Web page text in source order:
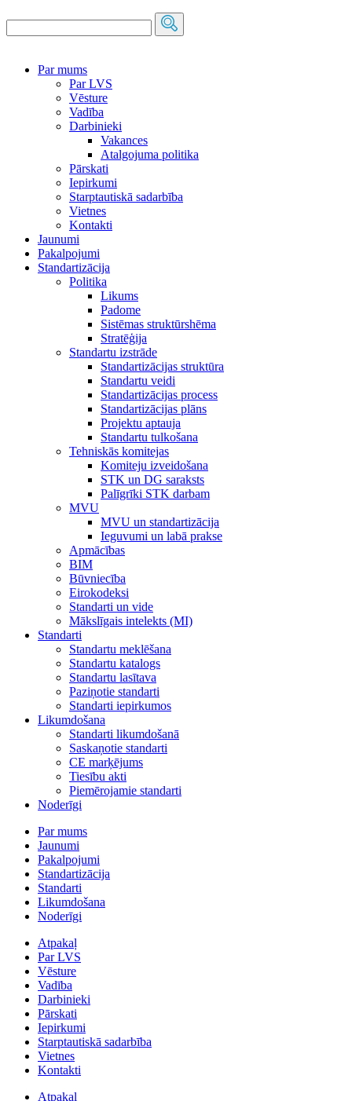
Par mums
Par LVS
Vēsture
Vadība
Darbinieki
Vakances
Atalgojuma politika
Pārskati
Iepirkumi
Starptautiskā sadarbība
Vietnes
Kontakti
Jaunumi
Pakalpojumi
Standartizācija
Politika
Likums
Padome
Sistēmas struktūrshēma
Stratēģija
Standartu izstrāde
Standartizācijas struktūra
Standartu veidi
Standartizācijas process
Standartizācijas plāns
Projektu aptauja
Standartu tulkošana
Tehniskās komitejas
Komiteju izveidošana
STK un DG saraksts
Palīgrīki STK darbam
MVU
MVU un standartizācija
Ieguvumi un labā prakse
Apmācības
BIM
Būvniecība
Eirokodeksi
Standarti un vide
Mākslīgais intelekts (MI)
Standarti
Standartu meklēšana
Standartu katalogs
Standartu lasītava
Paziņotie standarti
Standarti iepirkumos
Likumdošana
Standarti likumdošanā
Saskaņotie standarti
CE marķējums
Tiesību akti
Piemērojamie standarti
Noderīgi
Par mums
Jaunumi
Pakalpojumi
Standartizācija
Standarti
Likumdošana
Noderīgi
Atpakaļ
Par LVS
Vēsture
Vadība
Darbinieki
Pārskati
Iepirkumi
Starptautiskā sadarbība
Vietnes
Kontakti
Atpakaļ